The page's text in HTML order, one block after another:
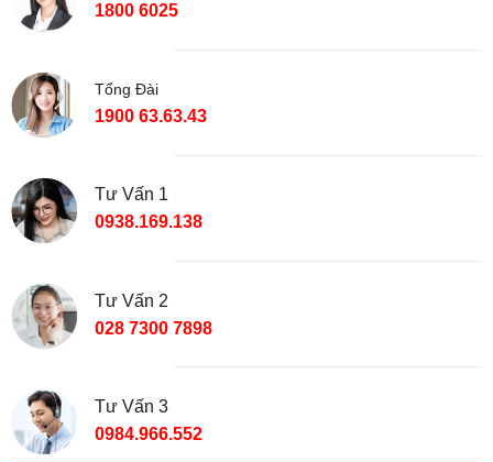
1800 6025
Tổng Đài
1900 63.63.43
Tư Vấn 1
0938.169.138
Tư Vấn 2
028 7300 7898
Tư Vấn 3
0984.966.552